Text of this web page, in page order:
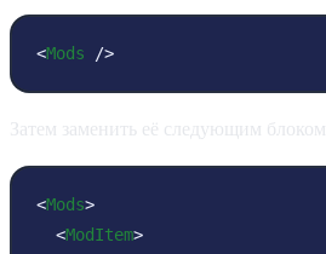
<Mods />
Затем заменить её следующим блоком:
<Mods>
<ModItem>